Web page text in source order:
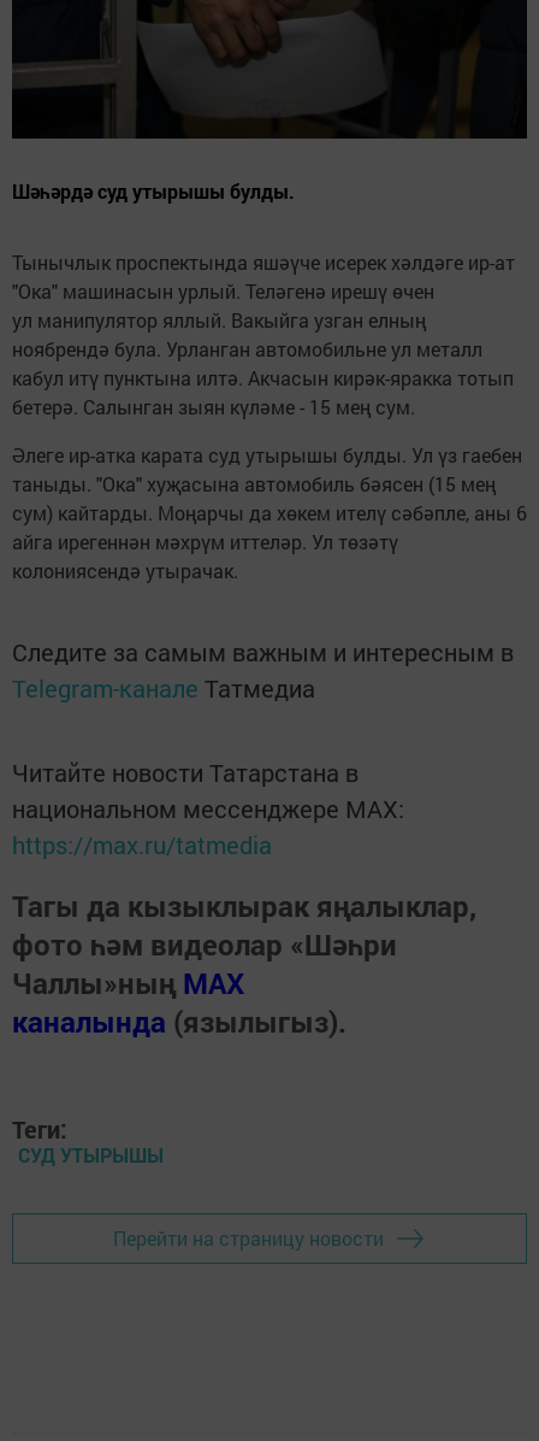
Шәһәрдә суд утырышы булды.
Тынычлык проспектында яшәүче исерек хәлдәге ир-ат
"Ока" машинасын урлый. Теләгенә ирешү өчен
ул манипулятор яллый. Вакыйга узган елның
ноябрендә була. Урланган автомобильне ул металл
кабул итү пунктына илтә. Акчасын кирәк-яракка тотып
бетерә. Салынган зыян күләме - 15 мең сум.
Әлеге ир-атка карата суд утырышы булды. Ул үз гаебен
таныды. "Ока" хуҗасына автомобиль бәясен (15 мең
сум) кайтарды. Моңарчы да хөкем ителү сәбәпле, аны 6
айга ирегеннән мәхрүм иттеләр. Ул төзәтү
колониясендә утырачак.
Следите за самым важным и интересным в
Telegram-канале Татмедиа
Читайте новости Татарстана в
национальном мессенджере MАХ:
https://max.ru/tatmedia
Тагы да кызыклырак яңалыклар,
фото һәм видеолар «Шәһри
Чаллы»ның MAX
каналында (язылыгыз).
Теги:
СУД УТЫРЫШЫ
Перейти на страницу новости